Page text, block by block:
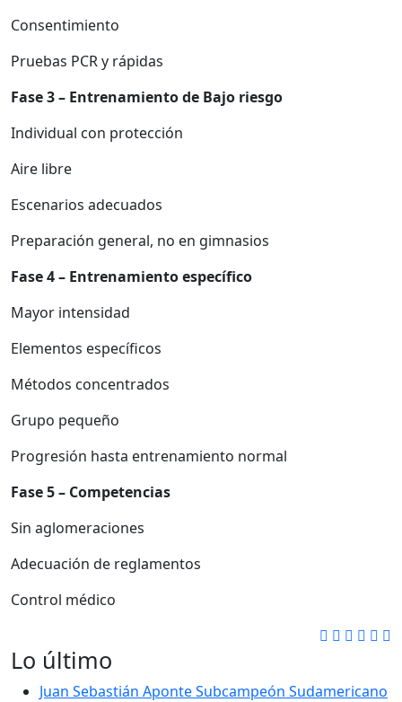
Consentimiento
Pruebas PCR y rápidas
Fase 3 – Entrenamiento de Bajo riesgo
Individual con protección
Aire libre
Escenarios adecuados
Preparación general, no en gimnasios
Fase 4 – Entrenamiento específico
Mayor intensidad
Elementos específicos
Métodos concentrados
Grupo pequeño
Progresión hasta entrenamiento normal
Fase 5 – Competencias
Sin aglomeraciones
Adecuación de reglamentos
Control médico
Lo último
Juan Sebastián Aponte Subcampeón Sudamericano